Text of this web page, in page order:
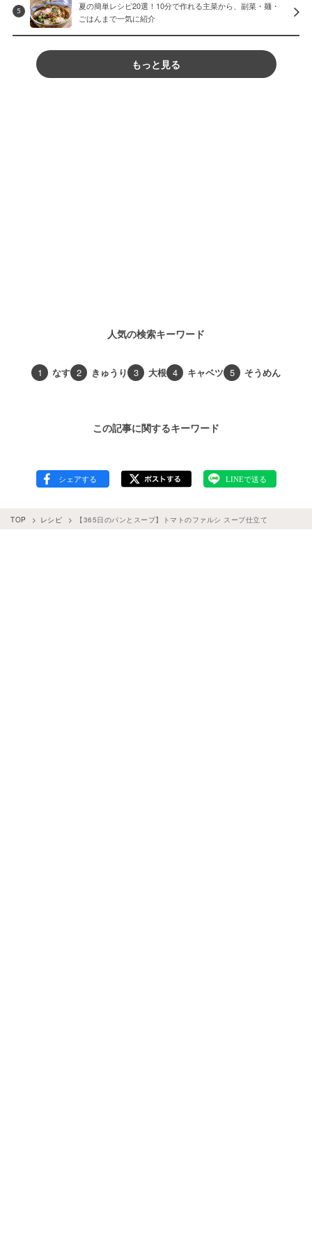
5
夏の簡単レシピ20選！10分で作れる主菜から、副菜・麺・
ごはんまで一気に紹介
もっと見る
人気の検索キーワード
1 なす 2 きゅうり 3 大根 4 キャベツ 5 そうめん
この記事に関するキーワード
TOP レシピ 【365日のパンとスープ】トマトのファルシ スープ仕立て